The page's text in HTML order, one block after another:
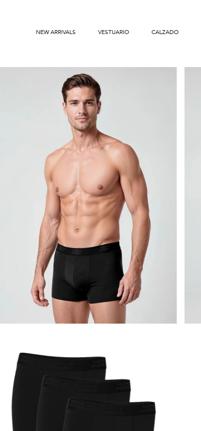
NEW ARRIVALS VESTUARIO CALZADO